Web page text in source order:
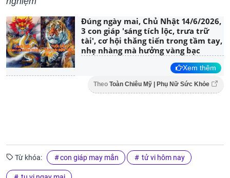
Đúng ngày mai, Chủ Nhật 14/6/2026,
3 con giáp 'sáng tích lộc, trưa trữ
tài', cơ hội thăng tiến trong tầm tay,
nhẹ nhàng mà hưởng vàng bạc
Xem thêm
Theo Toàn Chiêu Mỹ | Phụ Nữ Sức Khỏe
Từ khóa: con giáp may mắn tử vi hôm nay